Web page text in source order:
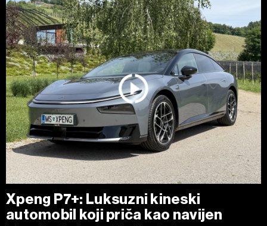
Xpeng P7+: Luksuzni kineski
automobil koji priča kao navijen